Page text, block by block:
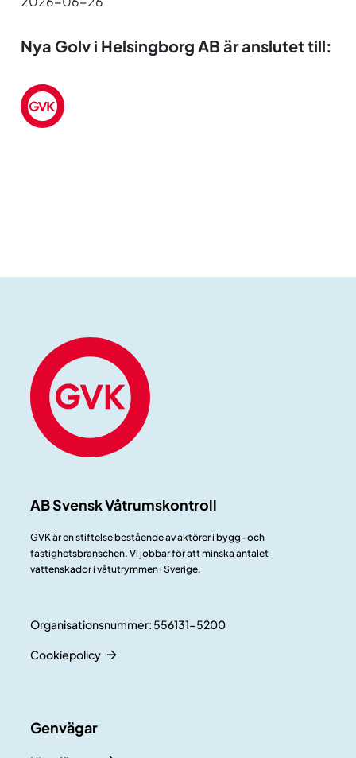
Nya Golv i Helsingborg AB är anslutet till:
AB Svensk Våtrumskontroll
GVK är en stiftelse bestående av aktörer i bygg- och
fastighetsbranschen. Vi jobbar för att minska antalet
vattenskador i våtutrymmen i Sverige.
Organisationsnummer: 556131-5200
Cookiepolicy
Genvägar